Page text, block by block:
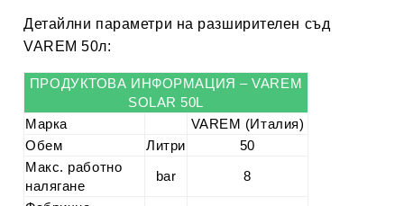
Детайлни параметри на разширителен съд
VAREM 50л:
ПРОДУКТОВА ИНФОРМАЦИЯ – VAREM
SOLAR 50L
Марка
VAREM (Италия)
Обем
Литри
50
Макс. работно
налягане
bar 8